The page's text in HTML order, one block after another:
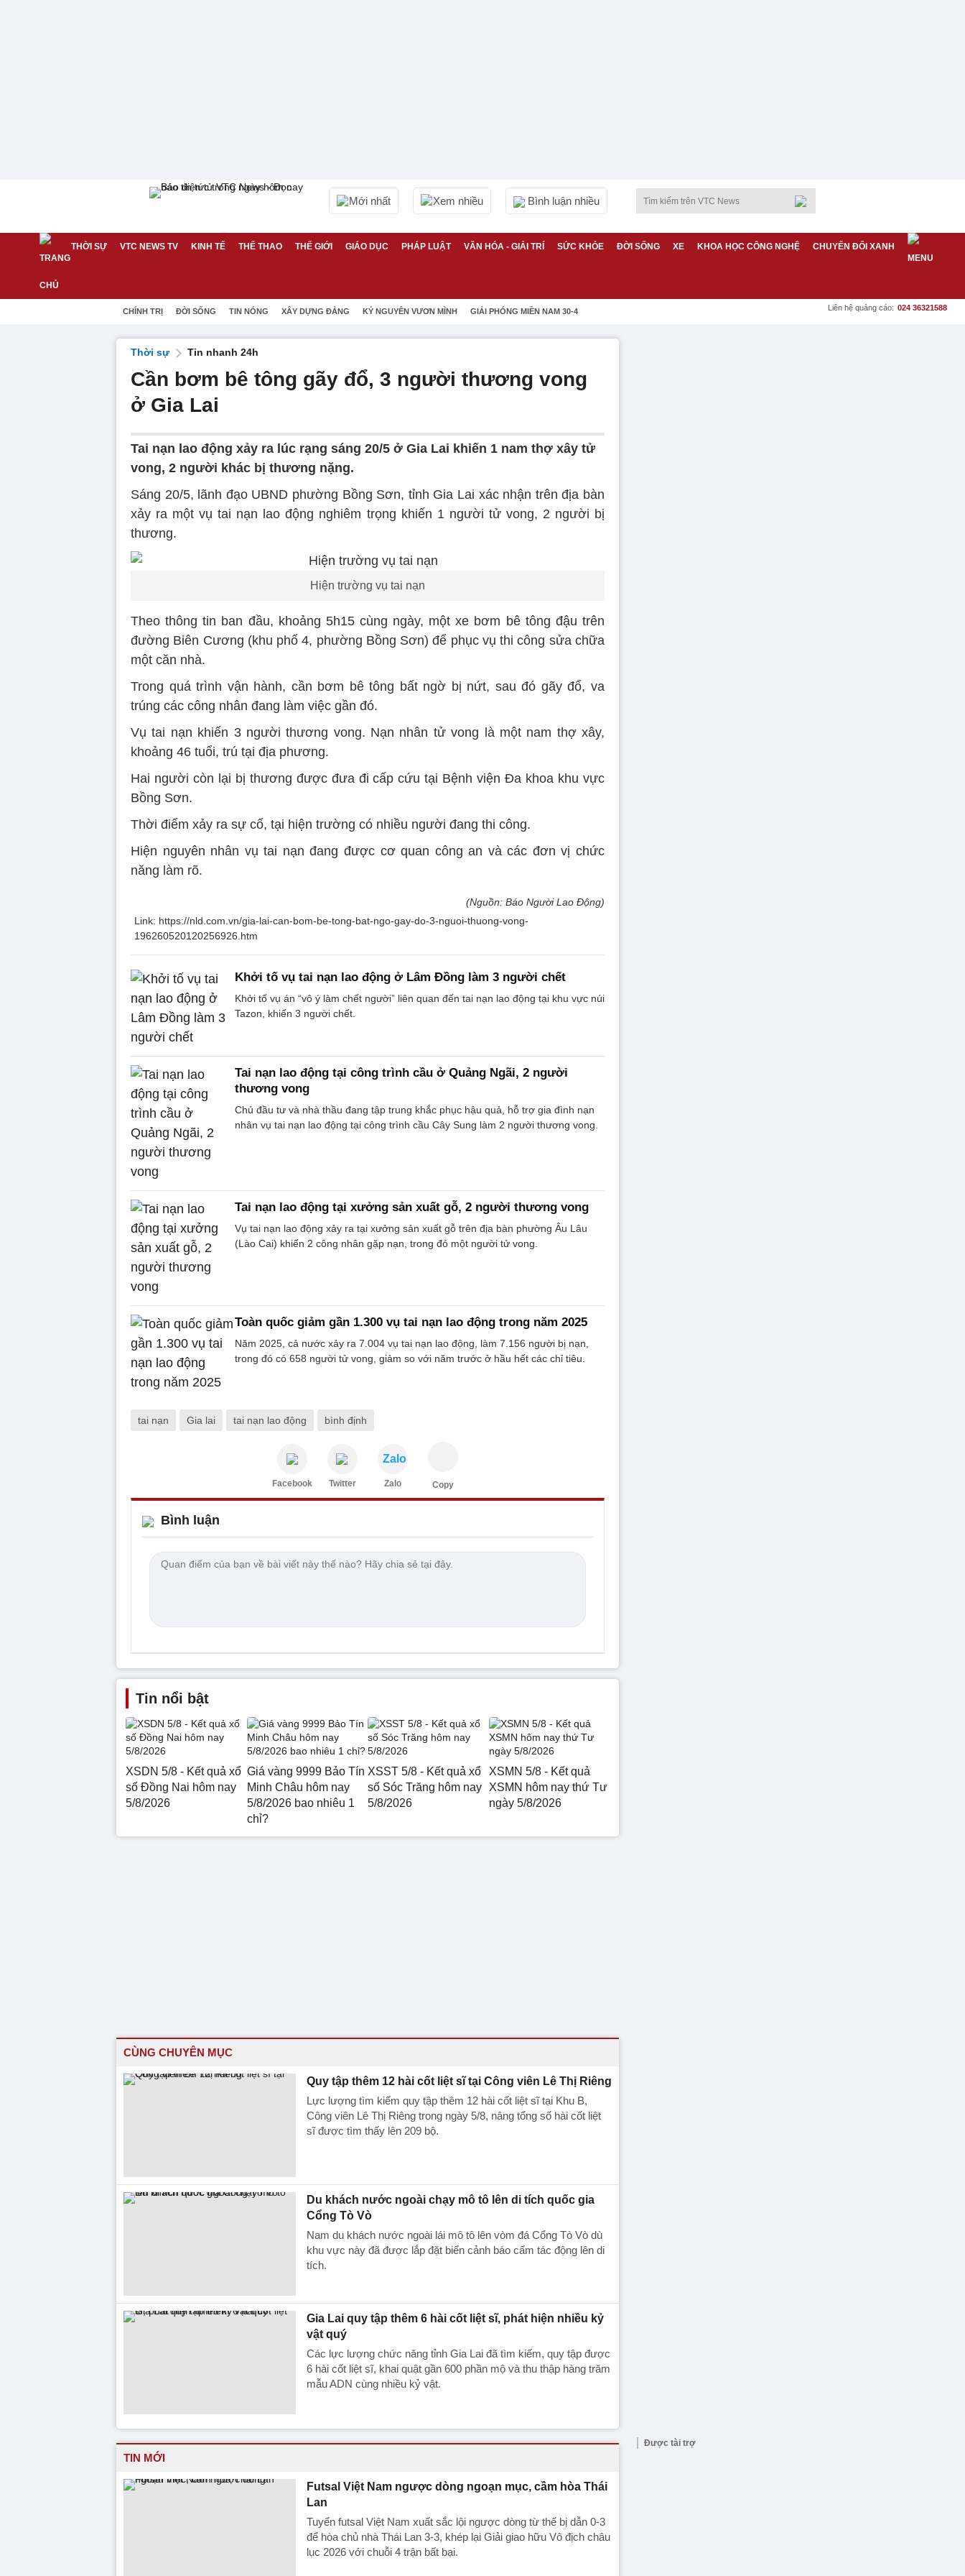
Mới nhất Xem nhiều Bình luận nhiều
THỜI SỰ VTC NEWS TV KINH TẾ THỂ THAO THẾ GIỚI GIÁO DỤC PHÁP LUẬT VĂN HÓA - GIẢI TRÍ SỨC KHỎE ĐỜI SỐNG XE KHOA HỌC CÔNG NGHỆ CHUYỂN ĐỔI XANH
CHÍNH TRỊ ĐỜI SỐNG TIN NÓNG XÂY DỰNG ĐẢNG KỶ NGUYÊN VƯƠN MÌNH GIẢI PHÓNG MIỀN NAM 30-4 Liên hệ quảng cáo: 024 36321588
Thời sự Tin nhanh 24h
Cần bơm bê tông gãy đổ, 3 người thương vong
ở Gia Lai
Tai nạn lao động xảy ra lúc rạng sáng 20/5 ở Gia Lai khiến 1 nam thợ xây tử
vong, 2 người khác bị thương nặng.
Sáng 20/5, lãnh đạo UBND phường Bồng Sơn, tỉnh Gia Lai xác nhận trên địa bàn
xảy ra một vụ tai nạn lao động nghiêm trọng khiến 1 người tử vong, 2 người bị
thương.
Hiện trường vụ tai nạn
Theo thông tin ban đầu, khoảng 5h15 cùng ngày, một xe bơm bê tông đậu trên
đường Biên Cương (khu phố 4, phường Bồng Sơn) để phục vụ thi công sửa chữa
một căn nhà.
Trong quá trình vận hành, cần bơm bê tông bất ngờ bị nứt, sau đó gãy đổ, va
trúng các công nhân đang làm việc gần đó.
Vụ tai nạn khiến 3 người thương vong. Nạn nhân tử vong là một nam thợ xây,
khoảng 46 tuổi, trú tại địa phương.
Hai người còn lại bị thương được đưa đi cấp cứu tại Bệnh viện Đa khoa khu vực
Bồng Sơn.
Thời điểm xảy ra sự cố, tại hiện trường có nhiều người đang thi công.
Hiện nguyên nhân vụ tai nạn đang được cơ quan công an và các đơn vị chức
năng làm rõ.
(Nguồn: Báo Người Lao Động)
Link: https://nld.com.vn/gia-lai-can-bom-be-tong-bat-ngo-gay-do-3-nguoi-thuong-vong-
196260520120256926.htm
Khởi tố vụ tai nạn lao động ở Lâm Đồng làm 3 người chết
Khởi tố vụ án “vô ý làm chết người” liên quan đến tai nạn lao động tại khu vực núi
Tazon, khiến 3 người chết.
Tai nạn lao động tại công trình cầu ở Quảng Ngãi, 2 người
thương vong
Chủ đầu tư và nhà thầu đang tập trung khắc phục hậu quả, hỗ trợ gia đình nạn
nhân vụ tai nạn lao động tại công trình cầu Cây Sung làm 2 người thương vong.
Tai nạn lao động tại xưởng sản xuất gỗ, 2 người thương vong
Vụ tai nạn lao động xảy ra tại xưởng sản xuất gỗ trên địa bàn phường Âu Lâu
(Lào Cai) khiến 2 công nhân gặp nạn, trong đó một người tử vong.
Toàn quốc giảm gần 1.300 vụ tai nạn lao động trong năm 2025
Năm 2025, cả nước xảy ra 7.004 vụ tai nạn lao động, làm 7.156 người bị nạn,
trong đó có 658 người tử vong, giảm so với năm trước ở hầu hết các chỉ tiêu.
tai nạn Gia lai tai nạn lao động bình định
Facebook Twitter
Zalo
Zalo Copy
Bình luận
Tin nổi bật
XSDN 5/8 - Kết quả xổ
số Đồng Nai hôm nay
5/8/2026
Giá vàng 9999 Bảo Tín
Minh Châu hôm nay
5/8/2026 bao nhiêu 1
chỉ?
XSST 5/8 - Kết quả xổ
số Sóc Trăng hôm nay
5/8/2026
XSMN 5/8 - Kết quả
XSMN hôm nay thứ Tư
ngày 5/8/2026
CÙNG CHUYÊN MỤC
Quy tập thêm 12 hài cốt liệt sĩ tại Công viên Lê Thị Riêng
Lực lượng tìm kiếm quy tập thêm 12 hài cốt liệt sĩ tại Khu B,
Công viên Lê Thị Riêng trong ngày 5/8, nâng tổng số hài cốt liệt
sĩ được tìm thấy lên 209 bộ.
Du khách nước ngoài chạy mô tô lên di tích quốc gia
Cổng Tò Vò
Nam du khách nước ngoài lái mô tô lên vòm đá Cổng Tò Vò dù
khu vực này đã được lắp đặt biển cảnh báo cấm tác động lên di
tích.
Gia Lai quy tập thêm 6 hài cốt liệt sĩ, phát hiện nhiều kỷ
vật quý
Các lực lượng chức năng tỉnh Gia Lai đã tìm kiếm, quy tập được
6 hài cốt liệt sĩ, khai quật gần 600 phần mộ và thu thập hàng trăm
mẫu ADN cùng nhiều kỷ vật.
TIN MỚI
Futsal Việt Nam ngược dòng ngoạn mục, cầm hòa Thái
Lan
Tuyển futsal Việt Nam xuất sắc lội ngược dòng từ thế bị dẫn 0-3
để hòa chủ nhà Thái Lan 3-3, khép lại Giải giao hữu Vô địch châu
lục 2026 với chuỗi 4 trận bất bại.
Được tài trợ